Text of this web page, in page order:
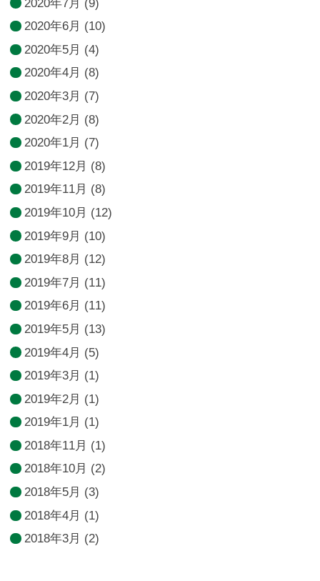
2020年7月 (9)
2020年6月 (10)
2020年5月 (4)
2020年4月 (8)
2020年3月 (7)
2020年2月 (8)
2020年1月 (7)
2019年12月 (8)
2019年11月 (8)
2019年10月 (12)
2019年9月 (10)
2019年8月 (12)
2019年7月 (11)
2019年6月 (11)
2019年5月 (13)
2019年4月 (5)
2019年3月 (1)
2019年2月 (1)
2019年1月 (1)
2018年11月 (1)
2018年10月 (2)
2018年5月 (3)
2018年4月 (1)
2018年3月 (2)